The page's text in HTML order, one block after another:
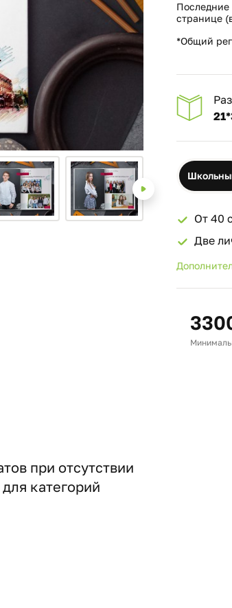
Последние
странице
*Общий
От 40
Две
при отсутствии
категорий